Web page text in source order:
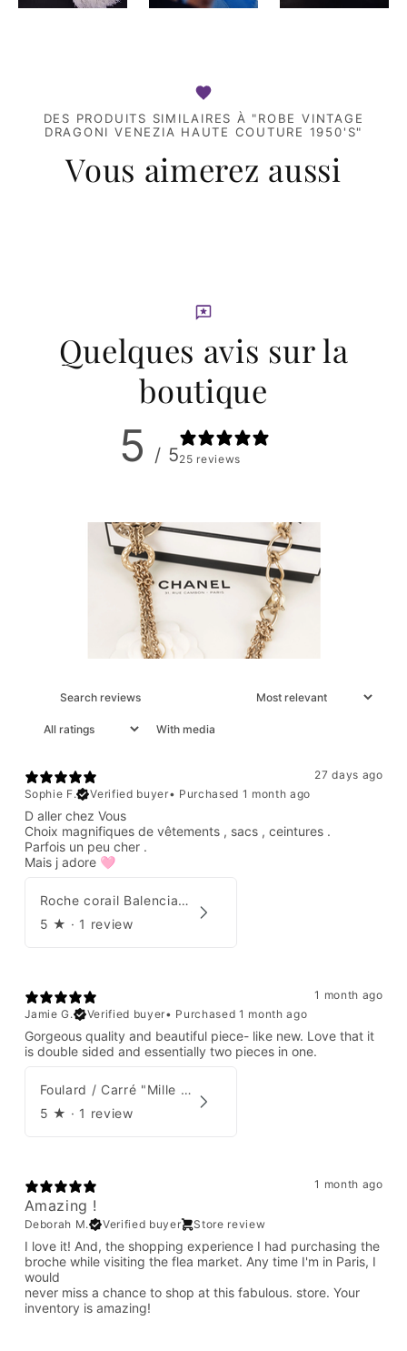
DES PRODUITS SIMILAIRES À "ROBE VINTAGE
DRAGONI VENEZIA HAUTE COUTURE 1950'S"
Vous aimerez aussi
Quelques avis sur la
boutique
5 / 525 reviews
With media
27 days ago
Sophie F.
Verified buyer• Purchased 1 month ago
D aller chez Vous
Choix magnifiques de vêtements , sacs , ceintures .
Parfois un peu cher .
Mais j adore 🩷
Roche corail Balenciaga 2006
5 ★ · 1 review
1 month ago
Jamie G.
Verified buyer• Purchased 1 month ago
Gorgeous quality and beautiful piece- like new. Love that it
is double sided and essentially two pieces in one.
Foulard / Carré "Mille Feuilles de Soie" Hermès par Natsuno Hidaka
5 ★ · 1 review
1 month ago
Amazing !
Deborah M. Verified buyer Store review
I love it! And, the shopping experience I had purchasing the
broche while visiting the flea market. Any time I'm in Paris, I
would
never miss a chance to shop at this fabulous. store. Your
inventory is amazing!